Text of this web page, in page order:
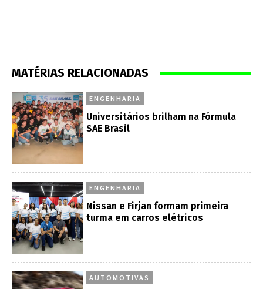
MATÉRIAS RELACIONADAS
ENGENHARIA
Universitários brilham na Fórmula
SAE Brasil
ENGENHARIA
Nissan e Firjan formam primeira
turma em carros elétricos
AUTOMOTIVAS